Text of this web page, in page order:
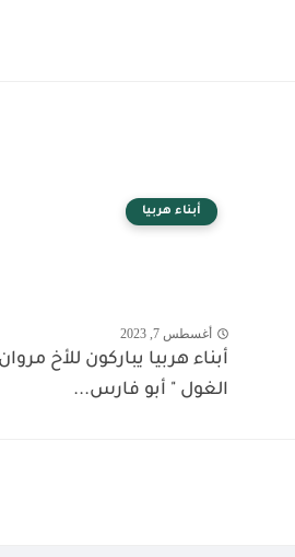
أبناء هربيا
أغسطس 7, 2023
أبناء هربيا يباركون للأخ
الغول " أبو فارس...